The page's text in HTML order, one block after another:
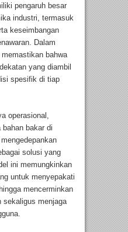
pengaruh besar
industri, termasuk
keseimbangan
Dalam
bahwa
yang diambil
spesifik di tiap
operasional,
bakar di
solusi yang
ini memungkinkan
untuk menyepakati
mencerminkan
sekaligus menjaga